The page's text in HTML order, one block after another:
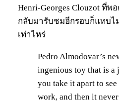
Henri-Georges Clouzot ที่
กลับมารับชมอีกรอบก็แทบไ
เท่าไหร่
Pedro Almodovar’s
ingenious toy that is
you take it apart to
work, and then it